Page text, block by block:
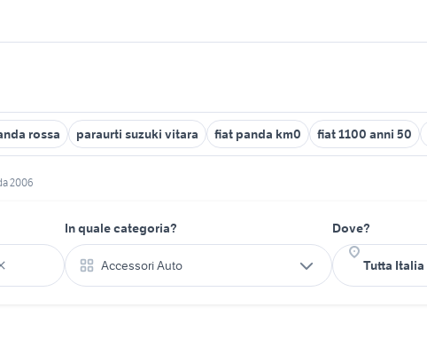
rossa paraurti suzuki vitara fiat panda km0 fiat 1100 anni 50
2006
In quale categoria?
Accessori Auto
Dove?